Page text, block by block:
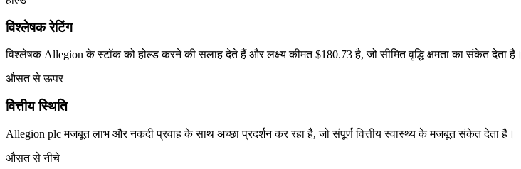
विश्लेषक रेटिंग
विश्लेषक Allegion के स्टॉक को होल्ड करने की सलाह देते हैं और लक्ष्य कीमत $180.73 है, जो सीमित वृद्धि क्षमता का संकेत देता है।
औसत से ऊपर
वित्तीय स्थिति
Allegion plc मजबूत लाभ और नकदी प्रवाह के साथ अच्छा प्रदर्शन कर रहा है, जो संपूर्ण वित्तीय स्वास्थ्य के मजबूत संकेत देता है।
औसत से नीचे